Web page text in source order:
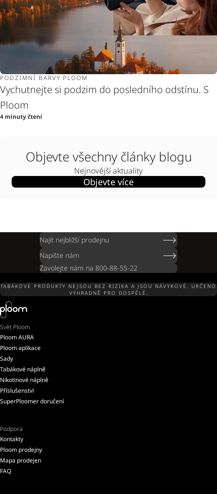
PODZIMNÍ BARVY PLOOM
Vychutnejte si podzim do posledního odstínu. S
Ploom
4 minuty čtení
Objevte všechny články blogu
Nejnovější aktuality
Objevte více
Najít nejbližší prodejnu
Napište nám
Zavolejte nám na 800-88-55-22
TABÁKOVÉ PRODUKTY NEJSOU BEZ RIZIKA A JSOU NÁVYKOVÉ. URČENO
VÝHRADNĚ PRO DOSPĚLÉ.
Svět Ploom
Ploom AURA
Ploom aplikace
Sady
Tabákové náplně
Nikotinové náplně
Příslušenství
SuperPloomer doručení
Podpora
Kontakty
Ploom prodejny
Mapa prodejen
FAQ